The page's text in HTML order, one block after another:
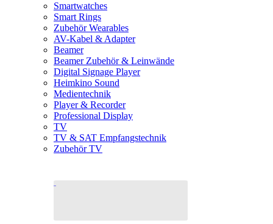
Smartwatches
Smart Rings
Zubehör Wearables
AV-Kabel & Adapter
Beamer
Beamer Zubehör & Leinwände
Digital Signage Player
Heimkino Sound
Medientechnik
Player & Recorder
Professional Display
TV
TV & SAT Empfangstechnik
Zubehör TV